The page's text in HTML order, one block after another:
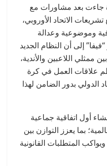
جاءت بعد مشاورات مع
الاتحاد الأوروبي،
وموضوعية وعدالة
إلى أن النظام الجديد
ممثلي اللاعبين والأندية،
علاقات العمل في كرة
الدولي بدور الضامن لهذا
أول اتفاقية جماعية
بما يعزز التوازن بين
المتطلبات القانونية